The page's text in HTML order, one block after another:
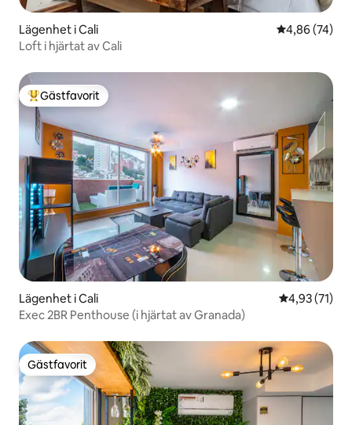
Lägenhet i Cali 4,86 av 5 i
4,86 (74)
Loft i hjärtat av Cali
Populär gästfavorit
Gästfavorit
Lägenhet i Cali 4,93 av 5 i
4,93 (71)
Exec 2BR Penthouse (i hjärtat av Granada)
Gästfavorit
Gästfavorit